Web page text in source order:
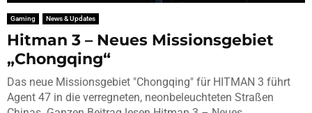
Gaming News & Updates
Hitman 3 – Neues Missionsgebiet
„Chongqing“
Das neue Missionsgebiet "Chongqing" für HITMAN 3 führt
Agent 47 in die verregneten, neonbeleuchteten Straßen